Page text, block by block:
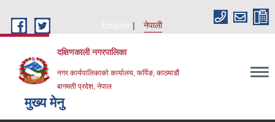
English
नेपाली
दक्षिणकाली नगरपालिका
नगर कार्यपालिकाको कार्यालय, फर्पिङ, काठमाडौं
बागमती प्रदेश, नेपाल
मुख्य मेनु